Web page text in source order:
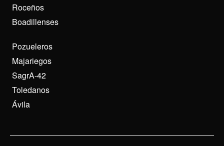
Roceños
Boadillenses
Pozueleros
Majariegos
SagrA-42
Toledanos
Ávila